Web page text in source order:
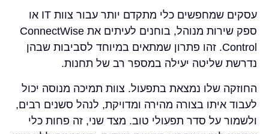
עסקים שמחפשים כלי מתקדם יותר עבור צוות IT או
ספק שירות מנוהל, בוחנים לעיתים את ConnectWise
Control. זהו פתרון שמתאים במיוחד לסביבות שבהן
נדרשת שליטה יעילה במספר רב של תחנות.
החוזקה שלו נמצאת בתפעול. צוות תמיכה מנוסה יכול
לעבוד איתו בצורה מהירה ומדויקת, לנהל סשנים רבים,
ולשמור על סדר תפעולי טוב. מצד שני, זה פחות כלי